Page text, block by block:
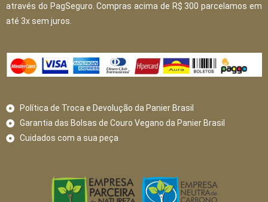
através do PagSeguro. Compras acima de R$ 300 parcelamos em
até 3x sem juros.
Política de Troca e Devolução da Panier Brasil
Garantia das Bolsas de Couro Vegano da Panier Brasil
Cuidados com a sua peça